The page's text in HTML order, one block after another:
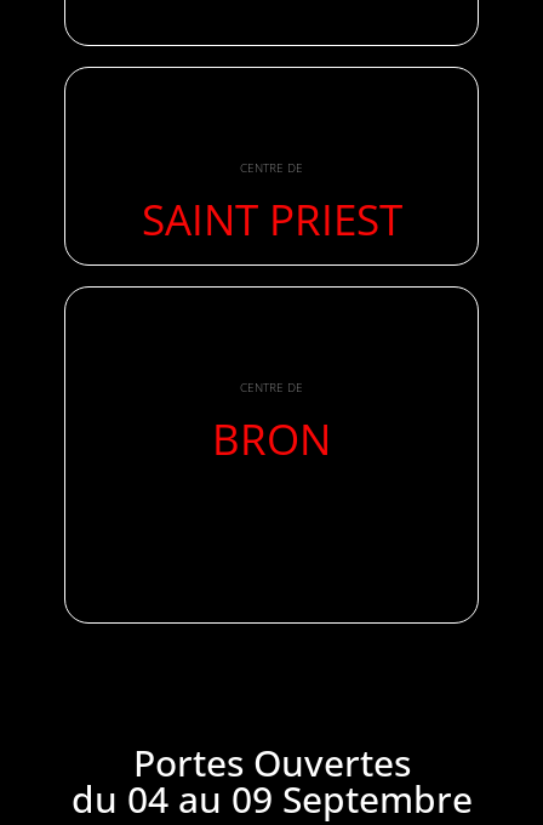
CENTRE DE
SAINT PRIEST
CENTRE DE
BRON
Portes Ouvertes
du 04 au 09 Septembre